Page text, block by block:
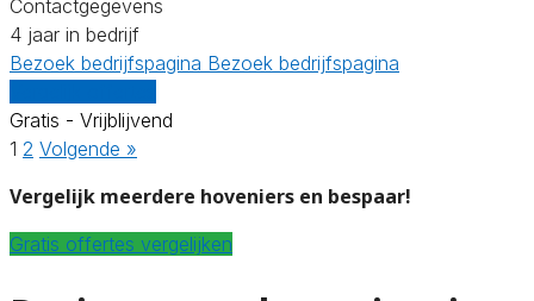
Contactgegevens
4 jaar in bedrijf
Bezoek bedrijfspagina Bezoek bedrijfspagina
Gratis - Vrijblijvend
1 2 Volgende »
Vergelijk meerdere hoveniers en bespaar!
Gratis offertes vergelijken